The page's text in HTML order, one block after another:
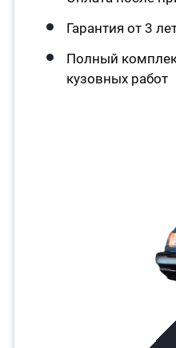
Гарантия от 3
Полный
кузовных работ